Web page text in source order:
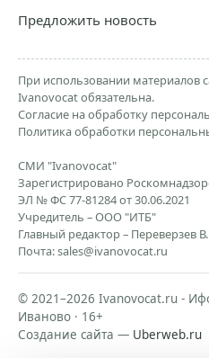
Предложить новость
При использовании материалов
Ivanovocat обязательна.
Согласие на обработку
Политика обработки
СМИ "Ivanovocat"
Зарегистрировано
ЭЛ № ФС 77-81284 от 30.06.2021
Учредитель – ООО "ИТБ"
Главный редактор – Переверзев
Почта:sales@ivanovocat.ru
© 2021–2026 Ivanovocat.ru -
Иваново · 16+
Создание сайта — Uberweb.ru